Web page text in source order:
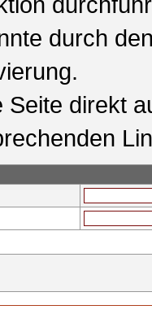
durch
Seite direkt